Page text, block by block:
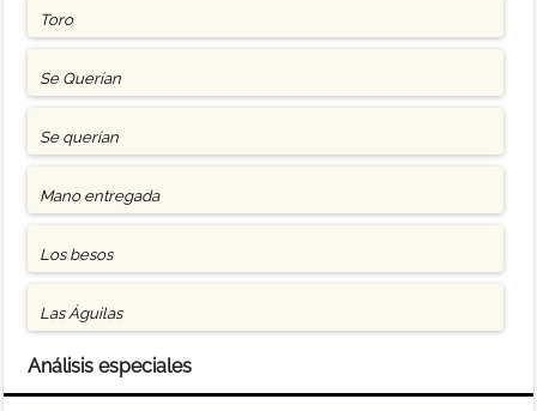
Toro
Se Querían
Se querían
Mano entregada
Los besos
Las Águilas
Análisis especiales